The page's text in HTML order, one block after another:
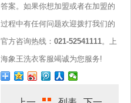
答案。如果你想加盟或者在加盟的
过程中有任何问题欢迎拨打我们的
官方咨询热线： 021-52541111。上
海象王洗衣客服竭诚为您服务!